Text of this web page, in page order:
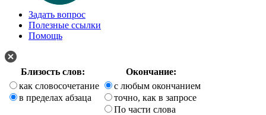
Задать вопрос
Полезные ссылки
Помощь
Близость слов:
Окончание:
как словосочетание
в пределах абзаца
с любым окончанием
точно, как в запросе
По части слова